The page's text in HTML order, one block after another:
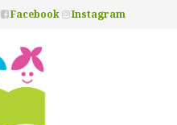
Facebook Instagram